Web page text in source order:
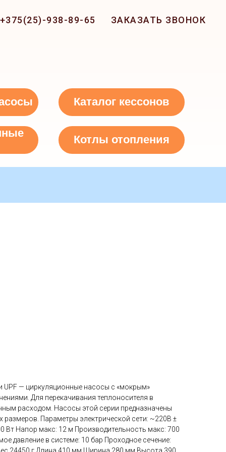
+375(25)-938-89-65 ЗАКАЗАТЬ ЗВОНОК
Каталог кессонов
Котлы отопления
UPF — циркуляционные насосы с «мокрым»
Для перекачивания теплоносителя в
расходом. Насосы этой серии предназначены
размеров. Параметры электрической сети: ~220В ±
Вт Напор макс: 12 м Производительность макс: 700
давление в системе: 10 бар Проходное сечение: